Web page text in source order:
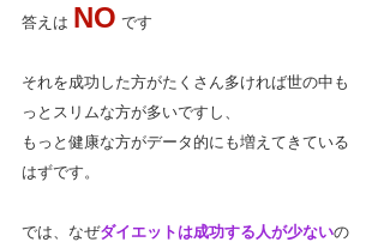
答えは NO です
それを成功した方がたくさん多ければ世の中も
っとスリムな方が多いですし、
もっと健康な方がデータ的にも増えてきている
はずです。
では、なぜダイエットは成功する人が少ないの